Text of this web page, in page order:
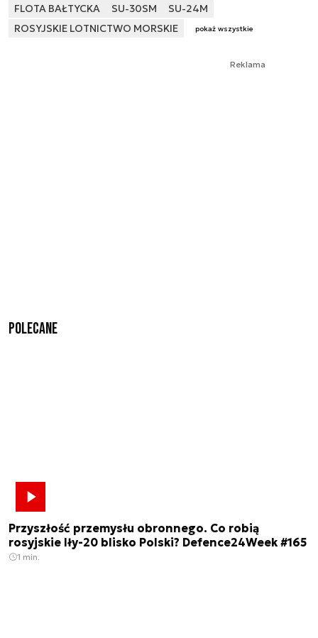
FLOTA BAŁTYCKA SU-30SM
SU-24M
ROSYJSKIE LOTNICTWO MORSKIE
pokaż wszystkie
Reklama
Polecane
Przyszłość przemysłu obronnego. Co robią
rosyjskie Iły-20 blisko Polski? Defence24Week #165
1 min.